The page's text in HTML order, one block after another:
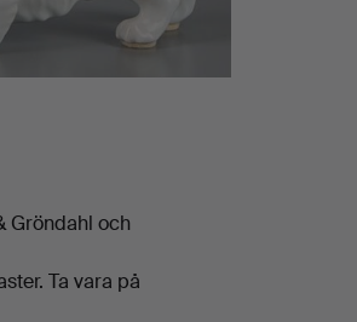
Gröndahl och
Ta vara på